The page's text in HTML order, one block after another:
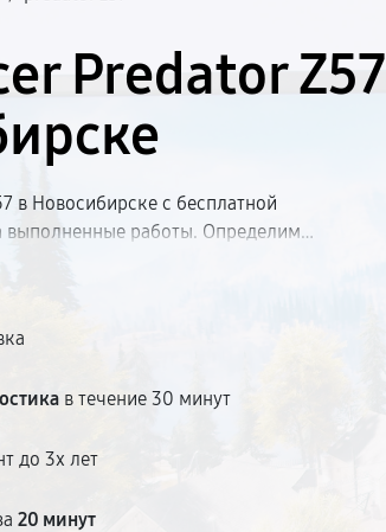
Predator Z57
в Новосибирске с бесплатной
выполненные работы. Определим
и современное оборудование.
в течение 30 минут
до 3х лет
20 минут